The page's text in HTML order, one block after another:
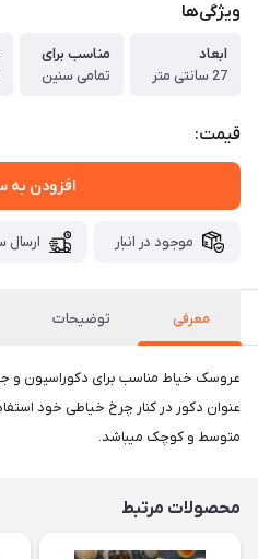
ویژگی‌ها
ابعاد
27 سانتی متر
مناسب برای
تمامی سنین
قیمت:
افزودن به
موجود در انبار ارسال
معرفی توضیحات
عروسک خیاط مناسب برای دکوراسیون و
متوسط و کوچک میباشد.
محصولات مرتبط